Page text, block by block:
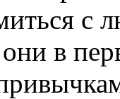
они в